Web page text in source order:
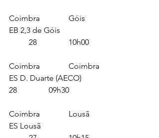
Coimbra		Góis
EB 2,3 de Góis
	28		10h00
Coimbra		Coimbra
ES D. Duarte (AECO)
28		09h30
Coimbra		Lousã
ES Lousã